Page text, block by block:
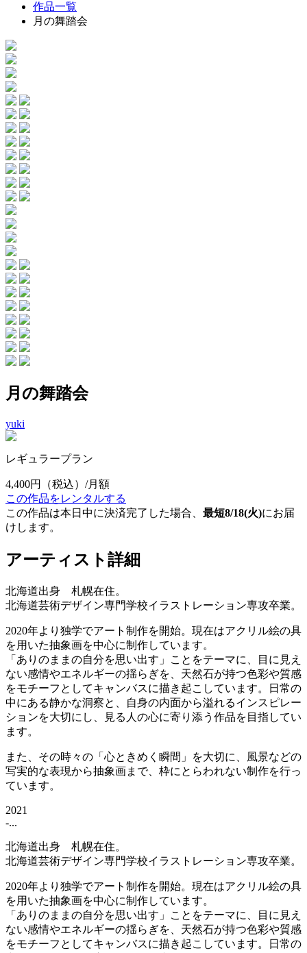
作品一覧
月の舞踏会
月の舞踏会
yuki
レギュラープラン
4,400円
（税込）/月額
この作品をレンタルする
この作品は本日中に決済完了した場合、 最短8/18(火)にお届
けします。
アーティスト詳細
北海道出身 札幌在住。
北海道芸術デザイン専門学校イラストレーション専攻卒業。
2020年より独学でアート制作を開始。現在はアクリル絵の具
を用いた抽象画を中心に制作しています。
「ありのままの自分を思い出す」ことをテーマに、目に見え
ない感情やエネルギーの揺らぎを、天然石が持つ色彩や質感
をモチーフとしてキャンバスに描き起こしています。日常の
中にある静かな洞察と、自身の内面から溢れるインスピレー
ションを大切にし、見る人の心に寄り添う作品を目指してい
ます。
また、その時々の「心ときめく瞬間」を大切に、風景などの
写実的な表現から抽象画まで、枠にとらわれない制作を行っ
ています。
2021
-...
北海道出身 札幌在住。
北海道芸術デザイン専門学校イラストレーション専攻卒業。
2020年より独学でアート制作を開始。現在はアクリル絵の具
を用いた抽象画を中心に制作しています。
「ありのままの自分を思い出す」ことをテーマに、目に見え
ない感情やエネルギーの揺らぎを、天然石が持つ色彩や質感
をモチーフとしてキャンバスに描き起こしています。日常の